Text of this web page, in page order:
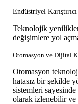
Endüstriyel
Teknolojik
değişimlere yol
Otomasyon ve Dijital
Otomasyon
hatasız bir şekilde
sistemleri sayesinde
olarak izlenebilir ve